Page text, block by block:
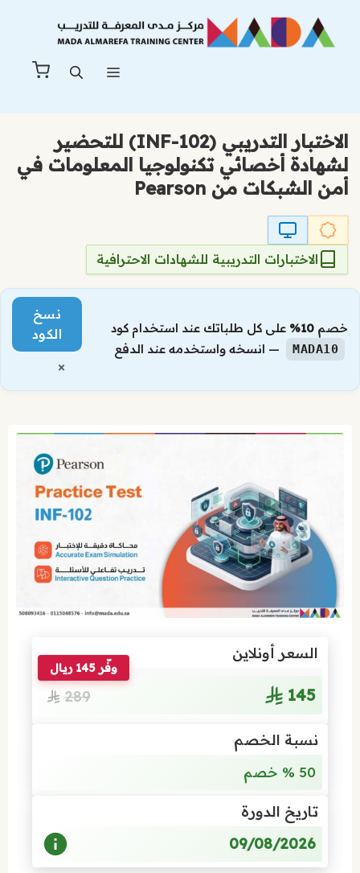
المحتوى
الاختبار التدريبي (INF-102) للتحضير
لشهادة أخصائي تكنولوجيا المعلومات في
أمن الشبكات من Pearson
الاختبارات التدريبية للشهادات الاحترافية
خصم 10% على كل طلباتك عند استخدام كود
MADA10 — انسخه واستخدمه عند الدفع
نسخ
الكود
×
السعر أونلاين
145
وفّر 145 ريال
289
نسبة الخصم
50 % خصم
تاريخ الدورة
09/08/2026